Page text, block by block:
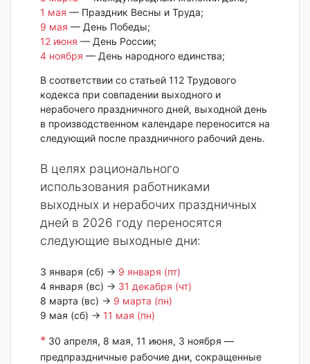
1 мая — Праздник Весны и Труда;
9 мая — День Победы;
12 июня — День России;
4 ноября — День народного единства;
В соответствии со статьей 112 Трудового
кодекса при совпадении выходного и
нерабочего праздничного дней, выходной день
в производственном календаре переносится на
следующий после праздничного рабочий день.
В целях рационального
использования работниками
выходных и нерабочих праздничных
дней в 2026 году переносятся
следующие выходные дни:
3 января (сб) → 9 января (пт)
4 января (вс) → 31 декабря (чт)
8 марта (вс) → 9 марта (пн)
9 мая (сб) → 11 мая (пн)
* 30 апреля, 8 мая, 11 июня, 3 ноября —
предпраздничные рабочие дни, сокращенные